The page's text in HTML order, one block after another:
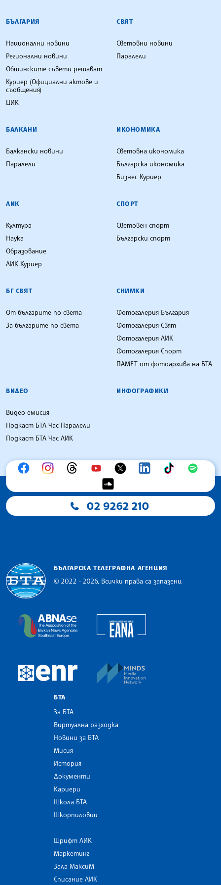
БЪЛГАРСКА ТЕЛЕГРАФНА АГЕНЦИЯ
БЪЛГАРИЯ
Национални новини
Регионални новини
Общинските съвети решават
Куриер (Официални актове и
съобщения)
ЦИК
СВЯТ
Световни новини
Паралели
БАЛКАНИ
Балкански новини
Паралели
ИКОНОМИКА
Световна икономика
Българска икономика
Бизнес Куриер
ЛИК
Култура
Наука
Образование
ЛИК Куриер
СПОРТ
Световен спорт
Български спорт
БГ СВЯТ
От българите по света
За българите по света
СНИМКИ
Фотогалерия България
Фотогалерия Свят
Фотогалерия ЛИК
Фотогалерия Спорт
ПАМЕТ от фотоархива на БТА
ВИДЕО
Видео емисия
Подкаст БТА Час Паралели
Подкаст БТА Час ЛИК
ИНФОГРАФИКИ
02 9262 210
БЪЛГАРСКА ТЕЛЕГРАФНА АГЕНЦИЯ
© 2022 - 2026, Всички права са запазени.
The Assocoation of the Balkan News Agencies
European Newsroom
БТА
За БТА
Виртуална разходка
Новини за БТА
Мисия
История
Документи
Кариери
Школа БТА
Шкорпиловци
Шрифт ЛИК
Маркетинг
Зала МаксиМ
Списание ЛИК